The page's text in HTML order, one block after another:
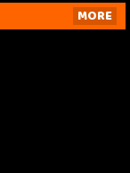
MORE